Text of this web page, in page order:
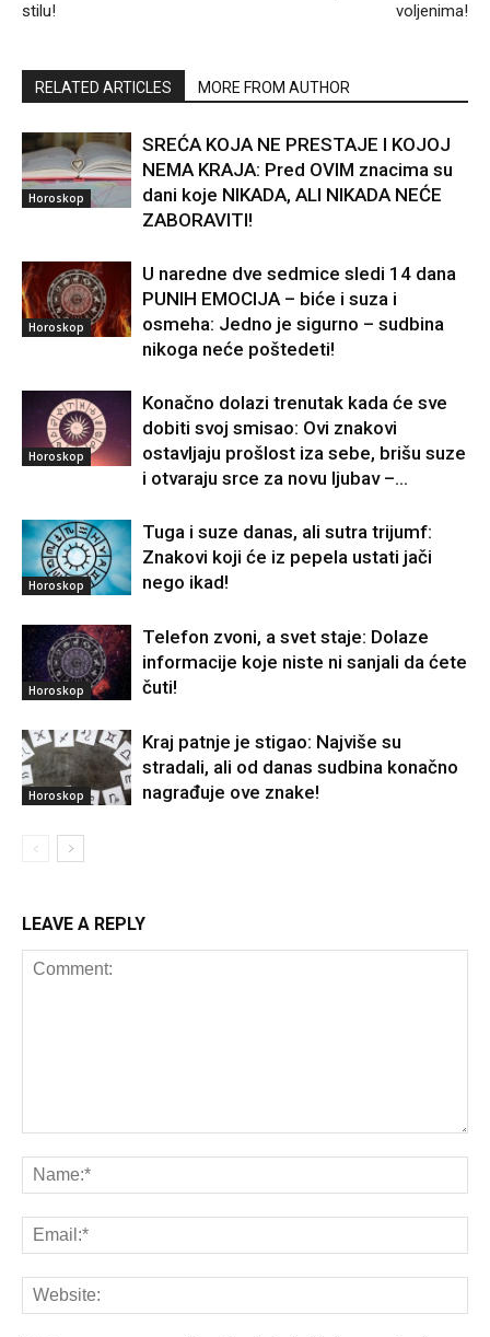
stilu!
voljenima!
RELATED ARTICLES MORE FROM AUTHOR
Horoskop
SREĆA KOJA NE PRESTAJE I KOJOJ
NEMA KRAJA: Pred OVIM znacima su
dani koje NIKADA, ALI NIKADA NEĆE
ZABORAVITI!
Horoskop
U naredne dve sedmice sledi 14 dana
PUNIH EMOCIJA – biće i suza i
osmeha: Jedno je sigurno – sudbina
nikoga neće poštedeti!
Horoskop
Konačno dolazi trenutak kada će sve
dobiti svoj smisao: Ovi znakovi
ostavljaju prošlost iza sebe, brišu suze
i otvaraju srce za novu ljubav –...
Horoskop
Tuga i suze danas, ali sutra trijumf:
Znakovi koji će iz pepela ustati jači
nego ikad!
Horoskop
Telefon zvoni, a svet staje: Dolaze
informacije koje niste ni sanjali da ćete
čuti!
Horoskop
Kraj patnje je stigao: Najviše su
stradali, ali od danas sudbina konačno
nagrađuje ove znake!
LEAVE A REPLY